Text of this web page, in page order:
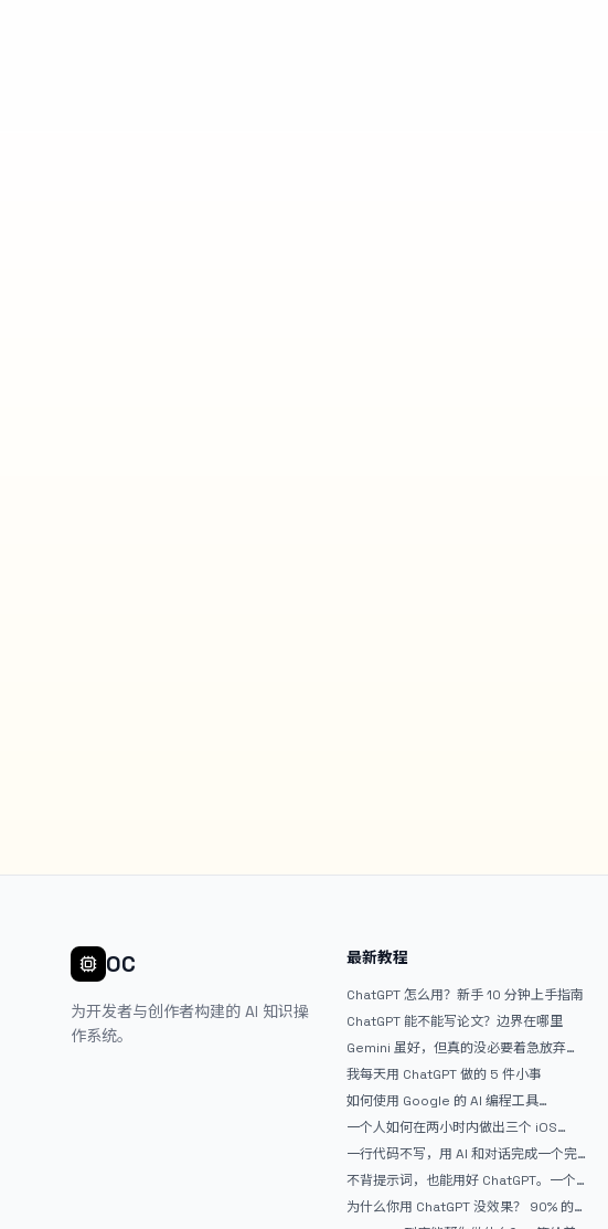
OC
为开发者与创作者构建的 AI 知识操
作系统。
最新教程
ChatGPT 怎么用？新手 10 分钟上手指南
ChatGPT 能不能写论文？边界在哪里
Gemini 虽好，但真的没必要着急放弃
ChatGPT
我每天用 ChatGPT 做的 5 件小事
如何使用 Google 的 AI 编程工具
AntiGravity：独立开发者的新时代武器
一个人如何在两小时内做出三个 iOS
APP？｜AntiGravity + Gemini 3 实战完
整记录
一行代码不写，用 AI 和对话完成一个完
整网站：《图书天堂》实战记录
不背提示词，也能用好 ChatGPT。一个
万能提问模板
为什么你用 ChatGPT 没效果？ 90% 的
人第一步就问错了